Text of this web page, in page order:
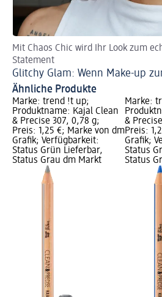
Mit Chaos Chic wird Ihr Look zum
Statement
Glitchy Glam: Wenn Make-up
Ähnliche Produkte
Marke: trend !t up;
Produktname: Kajal Clean
& Precise 307, 0,78 g;
Preis: 1,25 €; Marke von dm
Grafik; Verfügbarkeit:
Status Grün Lieferbar,
Status Grau dm Markt
Marke:
&
Preis:
Grafik;
Status
Status